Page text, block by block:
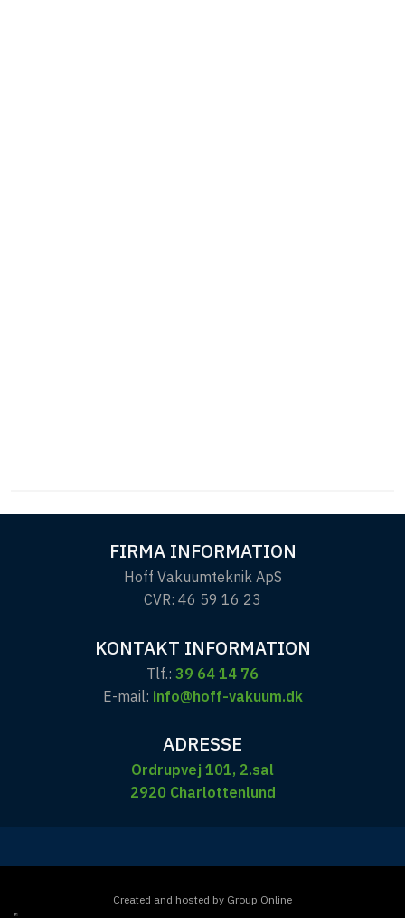
​FIRMA INFORMATION​
​Hoff Vakuumteknik ApS
CVR: 46 59 16 23
KONTAKT INFORMATION
Tlf.: 39 64 14 76
E-mail: info@hoff-vakuum.dk
ADRESSE
Ordrupvej 101, 2.sal
2920 Charlottenlund
Created and hosted by Group Online